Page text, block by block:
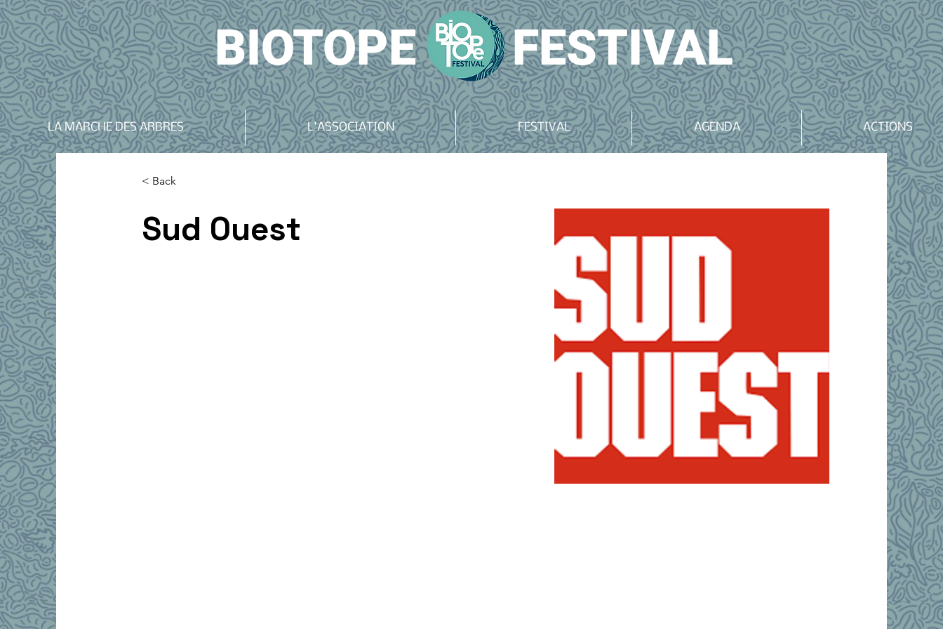
BIOTOPE FESTIVAL
LA MARCHE DES ARBRES L'ASSOCIATION FESTIVAL AGENDA ACTIONS
< Back
Sud Ouest